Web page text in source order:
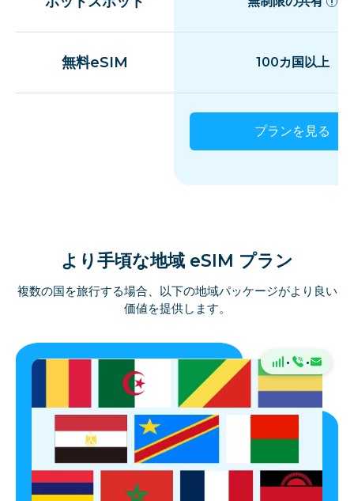
無料eSIM 100カ国以上
プランを見る
より手頃な地域 eSIM プラン
複数の国を旅行する場合、以下の地域パッケージがより良い
価値を提供します。
· ·